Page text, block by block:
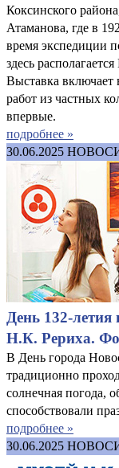
Коксинского
Атаманова, где в
время экспедиции
здесь
Выставка включает
работ из частных
впервые.
подробнее »
30.06.2025
День 132-
Н.К. Рериха.
В День города
традиционно
солнечная погода,
способствовали
подробнее »
30.06.2025